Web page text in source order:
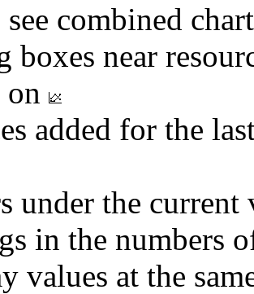
see combined
boxes near
added for the
under the
in the numbers
values at the